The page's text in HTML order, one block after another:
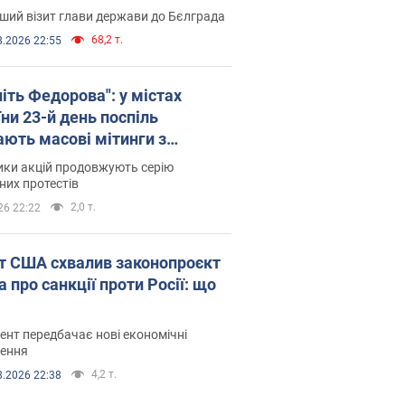
візит глави держави до Бєлграда
22:55 68,2 т.
Федорова": у містах
23-й день поспіль
масові мітинги з
Фото і відео
акцій продовжують серію
протестів
22:22 2,0 т.
США схвалив законопроєкт
про санкції проти Росії: що
передбачає нові економічні
22:38 4,2 т.